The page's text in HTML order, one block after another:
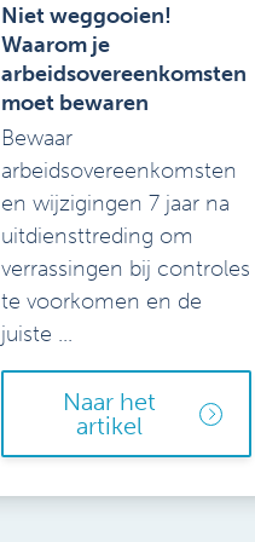
Niet weggooien!
Waarom je
arbeidsovereenkomsten
moet bewaren
Bewaar
arbeidsovereenkomsten
en wijzigingen 7 jaar na
uitdiensttreding om
verrassingen bij controles
te voorkomen en de
juiste ...
Naar het
artikel